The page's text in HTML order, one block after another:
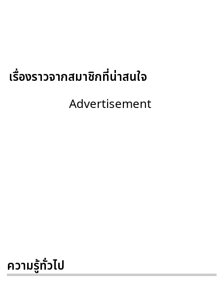
เรื่องราวจากสมาชิกที่น่าสนใจ
Advertisement
ความรู้ทั่วไป